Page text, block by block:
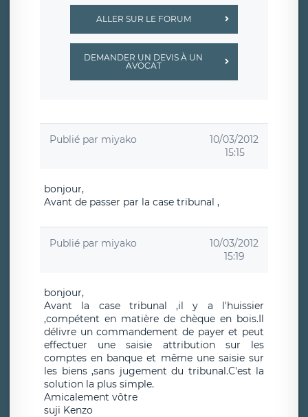
ALLER SUR LE FORUM
DEMANDER UN DEVIS À UN
AVOCAT
Publié par miyako
10/03/2012
15:15
bonjour,
Avant de passer par la case tribunal ,
Publié par miyako
10/03/2012
15:19
bonjour,
Avant la case tribunal ,il y a l'huissier
,compétent en matière de chèque en bois.Il
délivre un commandement de payer et peut
effectuer une saisie attribution sur les
comptes en banque et même une saisie sur
les biens ,sans jugement du tribunal.C'est la
solution la plus simple.
Amicalement vôtre
suji Kenzo